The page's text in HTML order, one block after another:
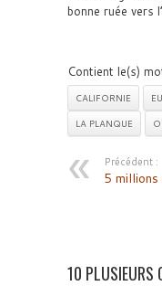
bonne ruée vers
Contient le(s)
CALIFORNIE
LA PLANQUE
Précédent :
5 millions
10 PLUSIEURS